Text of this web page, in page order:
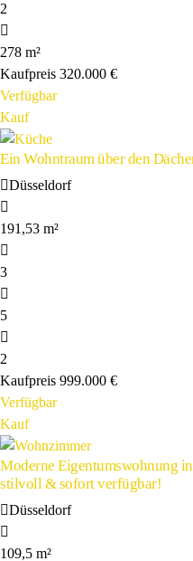
2
278 m²
Kaufpreis 320.000 €
Verfügbar
Kauf
Ein Wohntraum über den
Düsseldorf
191,53 m²
3
5
2
Kaufpreis 999.000 €
Verfügbar
Kauf
Moderne Eigentumswohnung
stilvoll & sofort verfügbar!
Düsseldorf
109,5 m²